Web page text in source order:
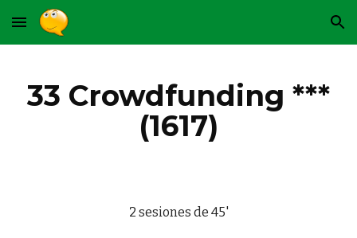
Skip to main content Skip to navigation
33 Crowdfunding ***
(1617)
2 sesiones de 45'